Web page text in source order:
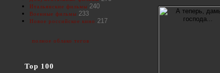
Итальянские фильмы 240
Военные фильмы 233
Новое российское кино 217
полное облако тегов
Top 100